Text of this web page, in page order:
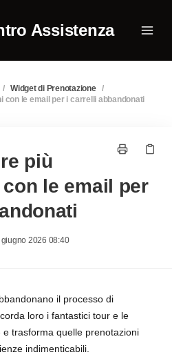
Assistenza
/ Widget di Prenotazione /
con le email per i carrelli abbandonati
più
le email per
giugno 2026 08:40
il processo di
loro i fantastici tour e le
trasforma quelle prenotazioni
indimenticabili.